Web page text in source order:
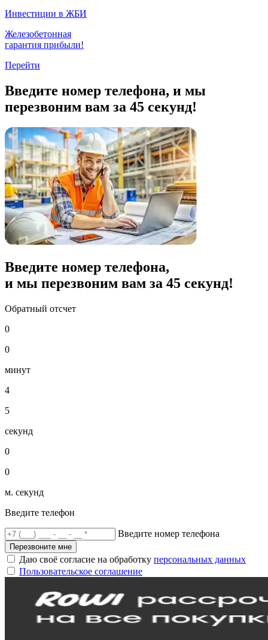
Инвестиции в ЖБИ
Железобетонная
гарантия прибыли!
Перейти
Введите номер телефона, и мы
перезвоним вам за 45 секунд!
Введите номер телефона,
и мы перезвоним вам за 45 секунд!
Обратный отсчет
0
0
минут
4
5
секунд
0
0
м. секунд
Введите телефон
Введите номер телефона
Перезвоните мне
Даю своё согласие на обработку персональных данных
Пользовательское соглашение